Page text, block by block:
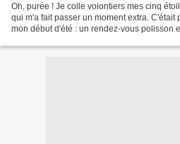
Oh, purée ! Je colle volontiers mes cinq
qui m'a fait passer un moment extra. C'était
mon début d'été : un rendez-vous polisson